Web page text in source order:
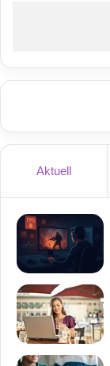
Aktuell